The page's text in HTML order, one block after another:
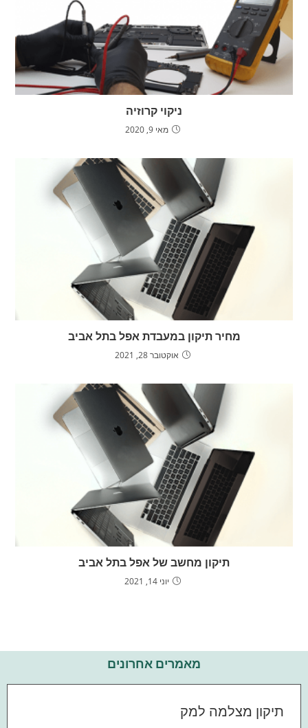
ניקוי קרוזיה
מאי 9, 2020
מחיר תיקון במעבדת אפל בתל אביב
אוקטובר 28, 2021
תיקון מחשב של אפל בתל אביב
יוני 14, 2021
מאמרים אחרונים
תיקון מצלמה למק